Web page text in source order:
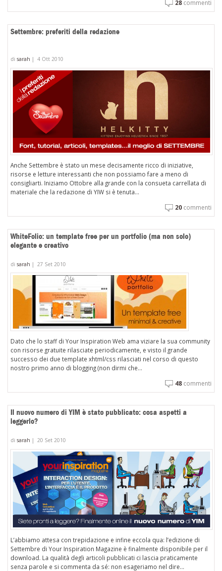
28 commenti
Settembre: preferiti della redazione
di sarah | 4 Ott 2010
Anche Settembre è stato un mese decisamente ricco di iniziative,
risorse e letture interessanti che non possiamo fare a meno di
consigliarti. Iniziamo Ottobre alla grande con la consueta carrellata di
materiale che la redazione di YIW si è tenuta...
20 commenti
WhiteFolio: un template free per un portfolio (ma non solo)
elegante e creativo
di sarah | 27 Set 2010
Dato che lo staff di Your Inspiration Web ama viziare la sua community
con risorse gratuite rilasciate periodicamente, e visto il grande
successo dei due template xhtml/css rilasciati nel corso di questo
nostro primo anno di blogging (non dirmi che...
48 commenti
Il nuovo numero di YIM è stato pubblicato: cosa aspetti a
leggerlo?
di sarah | 20 Set 2010
L’abbiamo attesa con trepidazione e infine eccola qua: l’edizione di
Settembre di Your Inspiration Magazine è finalmente disponibile per il
download. La qualità degli articoli pubblicati ci lascia praticamente
senza parole e si commenta da sé: non esageriamo nel dire...